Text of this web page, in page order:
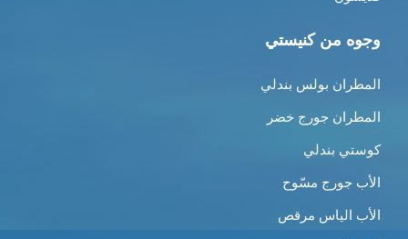
وجوه من كنيستي
المطران بولس بندلي
المطران جورج خضر
كوستي بندلي
الأب جورج مسّوح
الأب الياس مرقص